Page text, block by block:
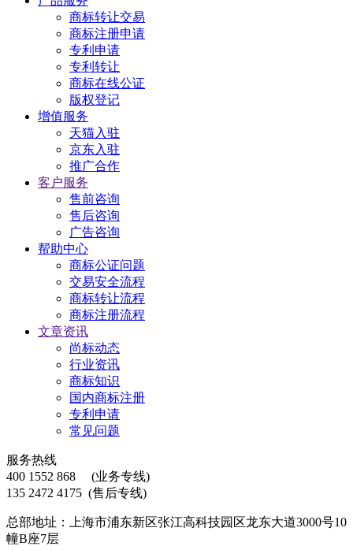
商标转让交易
商标注册申请
专利申请
专利转让
商标在线公证
版权登记
增值服务
天猫入驻
京东入驻
推广合作
客户服务
售前咨询
售后咨询
广告咨询
帮助中心
商标公证问题
交易安全流程
商标转让流程
商标注册流程
文章资讯
尚标动态
行业资讯
商标知识
国内商标注册
专利申请
常见问题
服务热线
400 1552 868
(业务专线)
135 2472 4175 (售后专线)
总部地址：上海市浦东新区张江高科技园区龙东大道3000号10
幢B座7层